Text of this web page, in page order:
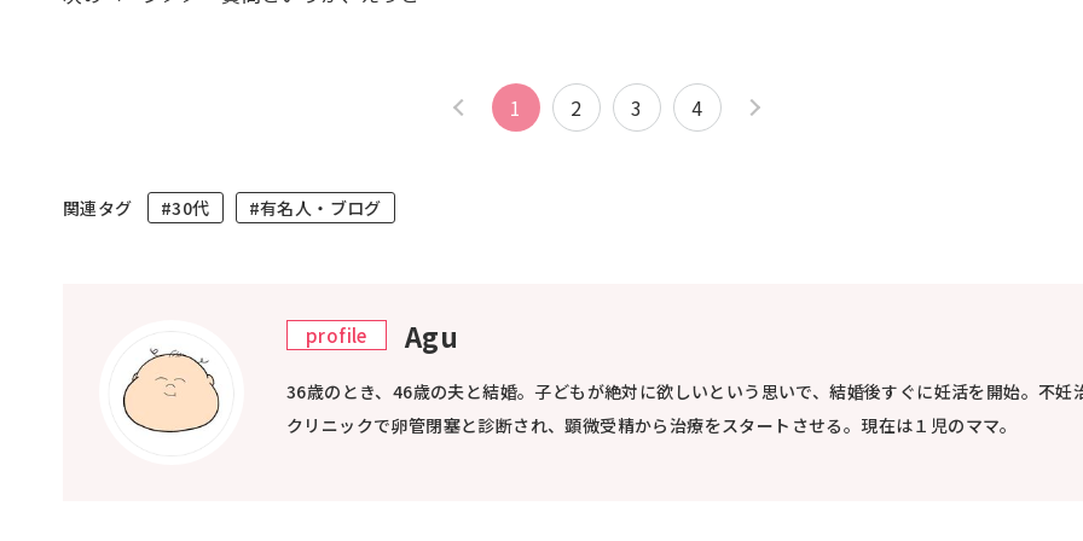
1 2 3 4
関連タグ #30代 #有名人・ブログ
profile Agu
36歳のとき、46歳の夫と結婚。子どもが絶対に欲しいという思いで、結婚後すぐに妊活を開始。不妊
クリニックで卵管閉塞と診断され、顕微受精から治療をスタートさせる。現在は１児のママ。